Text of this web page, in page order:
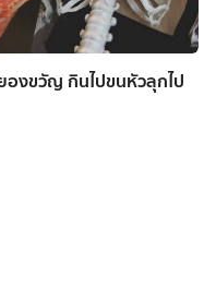
องขวัญ กินไปขนหัวลุกไป